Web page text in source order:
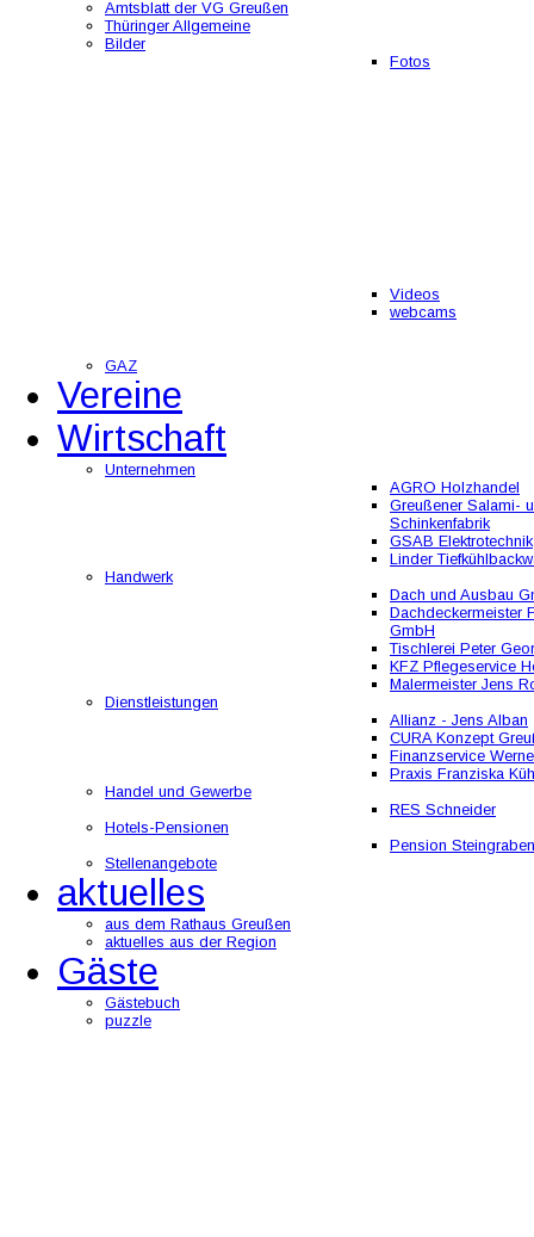
Amtsblatt der VG Greußen
Thüringer Allgemeine
Bilder
Fotos
Videos
webcams
GAZ
Vereine
Wirtschaft
Unternehmen
AGRO Holzhandel
Greußener Salami-
Schinkenfabrik
GSAB Elektrotechnik
Linder
Handwerk
Dach und Ausbau
Dachdeckermeister
GmbH
Tischlerei Peter
KFZ Pflegeservice
Malermeister Jens
Dienstleistungen
Allianz - Jens Alban
CURA Konzept
Finanzservice
Praxis Franziska
Handel und Gewerbe
RES Schneider
Hotels-Pensionen
Pension Steingraben
Stellenangebote
aktuelles
aus dem Rathaus Greußen
aktuelles aus der Region
Gäste
Gästebuch
puzzle